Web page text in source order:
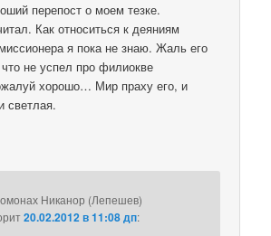
перепост о моем тезке.
Как относиться к деяниям
я пока не знаю. Жаль его
не успел про филиокве
хорошо… Мир праху его, и
светлая.
Никанор (Лепешев)
20.02.2012 в 11:08 дп: